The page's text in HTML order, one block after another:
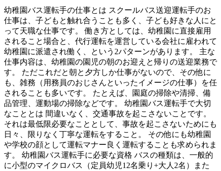
幼稚園バス運転手の仕事とは スクールバス送迎運転手のお
仕事は、子どもと触れ合うことも多く、子ども好きな人にと
って天職な仕事です。 働き方としては、幼稚園に直接雇用
されること場合と、代行運転を運営している会社に雇われて
幼稚園に派遣され働く、という2パターンがあります。 主な
仕事内容は、幼稚園の園児の朝のお迎えと帰りの送迎業務で
す。 ただこれだと朝と夕方しか仕事がないので、その他に
も、雑務（用務員のおじさんといったイメージの仕事）を任
されることも多いです。 たとえば、園庭の掃除や清掃、備
品管理、運動場の掃除などです。 幼稚園バス運転手で大切
なこととは 間違いなく、交通事故を起こさないことです。
それは最低限必要なこととして、事故を起こさないためにも
日々、限りなく丁寧な運転をすること。 その他にも幼稚園
や学校の顔として運転マナー良く運転することも求められま
す。 幼稚園バス運転手に必要な資格 バスの種類は、一般的
に小型のマイクロバス（定員幼児12名乗り+大人2名）また